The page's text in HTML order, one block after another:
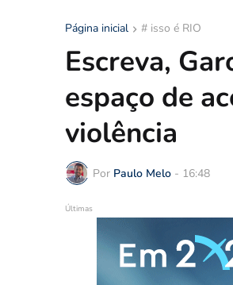
Página inicial # isso é RIO
Escreva,
espaço de
violência
Por Paulo Melo - 16:48
Últimas